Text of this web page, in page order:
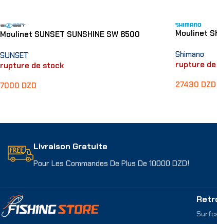
Moulinet SUNSET SUNSHINE SW 6500
SUNSET
rupture de stock
7000 DZD
Moulinet
Shimano
rupture
27430 DZD
Livraison Gratuite
Pour Les Commandes De Plus De 10000 DZD!